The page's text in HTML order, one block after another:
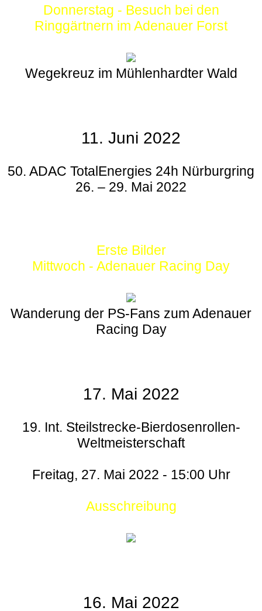
Donnerstag - Besuch bei den
Ringgärtnern im Adenauer Forst
Wegekreuz im Mühlenhardter Wald
11. Juni 2022
50. ADAC TotalEnergies 24h Nürburgring
26. – 29. Mai 2022
Erste Bilder
Mittwoch - Adenauer Racing Day
Wanderung der PS-Fans zum Adenauer
Racing Day
17. Mai 2022
19. Int. Steilstrecke-Bierdosenrollen-
Weltmeisterschaft
Freitag, 27. Mai 2022 - 15:00 Uhr
Ausschreibung
16. Mai 2022